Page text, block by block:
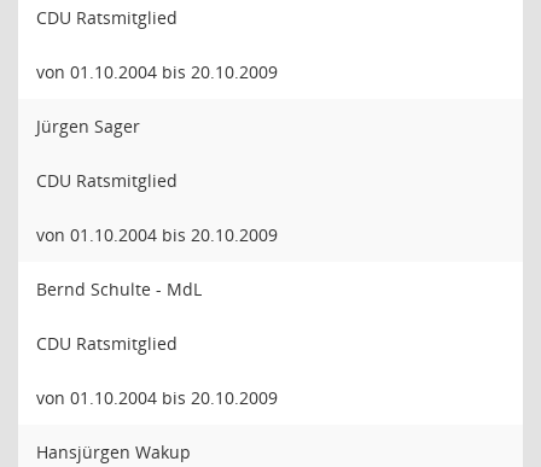
CDU Ratsmitglied
von 01.10.2004 bis 20.10.2009
Jürgen Sager
CDU Ratsmitglied
von 01.10.2004 bis 20.10.2009
Bernd Schulte - MdL
CDU Ratsmitglied
von 01.10.2004 bis 20.10.2009
Hansjürgen Wakup